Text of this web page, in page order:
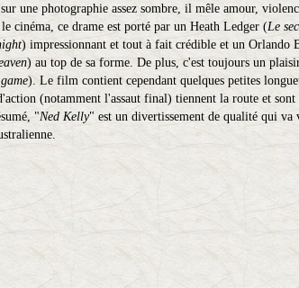
une photographie assez sombre, il mêle amour,
cinéma, ce drame est porté par un Heath Ledger (Le
) impressionnant et tout à fait crédible et un Orlando
) au top de sa forme. De plus, c'est toujours un
). Le film contient cependant quelques petites
(notamment l'assaut final) tiennent la route et
"Ned Kelly" est un divertissement de qualité qui